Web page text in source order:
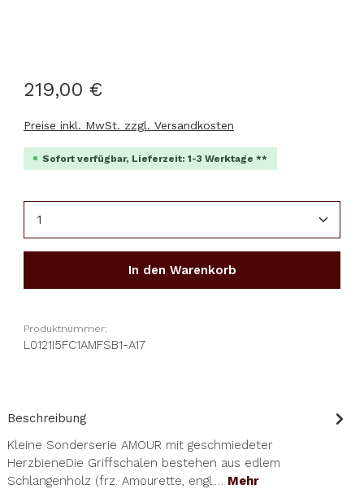
219,00 €
Preise inkl. MwSt. zzgl. Versandkosten
Sofort verfügbar, Lieferzeit: 1-3 Werktage **
In den Warenkorb
Produktnummer:
L0121I5FC1AMFSB1-A17
Beschreibung
Kleine Sonderserie AMOUR mit geschmiedeter
HerzbieneDie Griffschalen bestehen aus edlem
Schlangenholz (frz. Amourette, engl.… Mehr